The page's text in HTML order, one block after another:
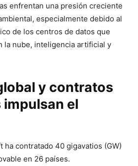
enfrentan una presión creciente
especialmente debido al
de los centros de datos que
la nube, inteligencia artificial y
y contratos
el
ha contratado 40 gigavatios (GW)
en 26 países.